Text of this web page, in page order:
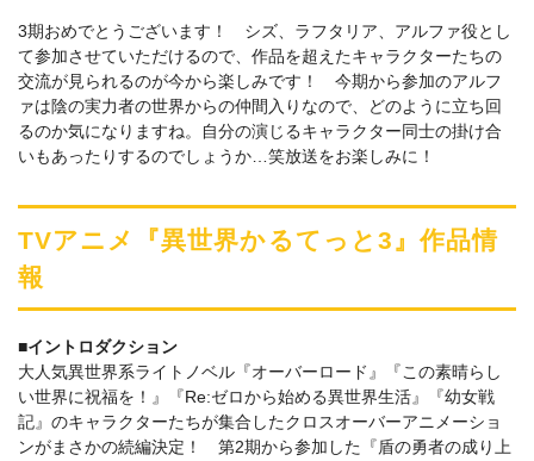
3期おめでとうございます！ シズ、ラフタリア、アルファ役とし
て参加させていただけるので、作品を超えたキャラクターたちの
交流が見られるのが今から楽しみです！ 今期から参加のアルフ
ァは陰の実力者の世界からの仲間入りなので、どのように立ち回
るのか気になりますね。自分の演じるキャラクター同士の掛け合
いもあったりするのでしょうか…笑放送をお楽しみに！
TVアニメ『異世界かるてっと3』作品情
報
■イントロダクション
大人気異世界系ライトノベル『オーバーロード』『この素晴らし
い世界に祝福を！』『Re:ゼロから始める異世界生活』『幼女戦
記』のキャラクターたちが集合したクロスオーバーアニメーショ
ンがまさかの続編決定！ 第2期から参加した『盾の勇者の成り上